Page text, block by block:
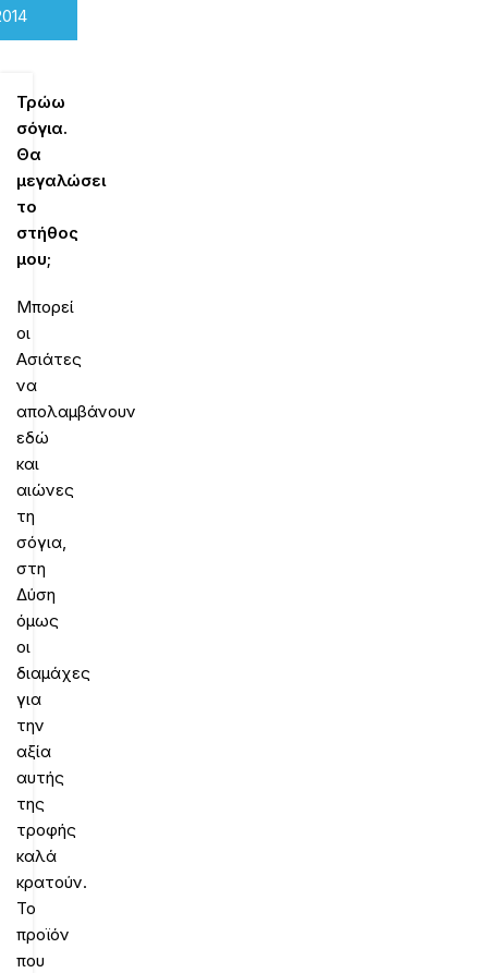
Τρώω
σόγια.
Θα
μεγαλώσει
το
στήθος
μου;
Μπορεί
οι
Ασιάτες
να
απολαμβάνουν
εδώ
και
αιώνες
τη
σόγια,
στη
Δύση
όμως
οι
διαμάχες
για
την
αξία
αυτής
της
τροφής
καλά
κρατούν.
Το
προϊόν
που